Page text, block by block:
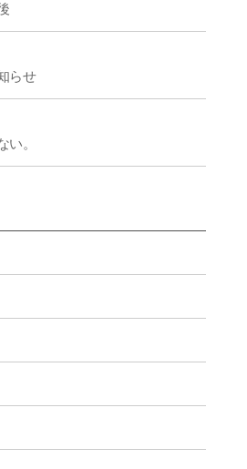
らせ
い。